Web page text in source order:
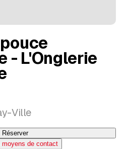
- L'Onglerie
Ville
Réserver
moyens de contact